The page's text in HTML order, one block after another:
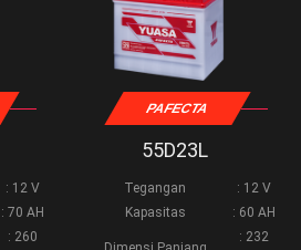
: 12 V
: 70 AH
: 260
PAFECTA
55D23L
Tegangan
: 12 V
Kapasitas
: 60 AH
: 232